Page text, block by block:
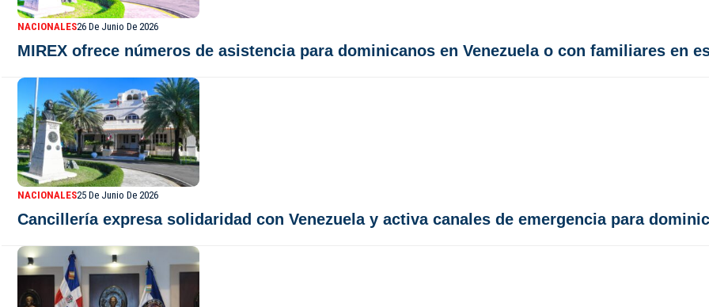
NACIONALES26 De Junio De 2026
MIREX ofrece números de asistencia para dominicanos en Venezuela o con familiares en
NACIONALES25 De Junio De 2026
Cancillería expresa solidaridad con Venezuela y activa canales de emergencia para